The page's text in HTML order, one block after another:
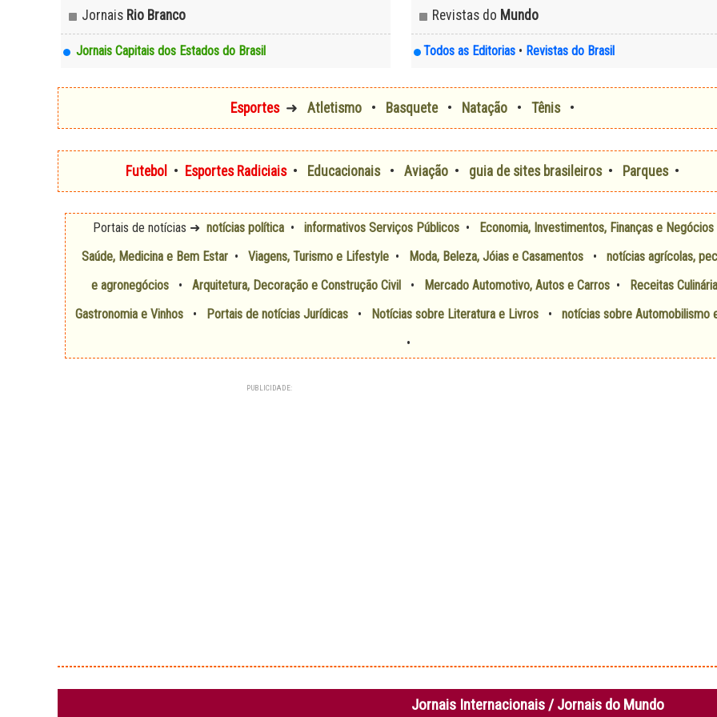
Jornais Rio Branco
Jornais Capitais dos Estados do Brasil
Revistas do Mundo
Todos as Editorias • Revistas do Brasil
Esportes ➜ Atletismo • Basquete • Natação • Tênis •
Futebol • Esportes Radiciais • Educacionais • Aviação • guia de sites brasileiros • Parques •
Portais de notícias ➜ notícias política • informativos Serviços Públicos • Economia, Investimentos, Finanças e Negócios
Saúde, Medicina e Bem Estar • Viagens, Turismo e Lifestyle • Moda, Beleza, Jóias e Casamentos •
notícias agrícolas,
e agronegócios
• Arquitetura, Decoração e Construção Civil • Mercado Automotivo, Autos e Carros •
Receitas
Gastronomia e Vinhos
• Portais de notícias Jurídicas • Notícias sobre Literatura e Livros •
notícias sobre Automobilismo
•
PUBLICIDADE:
Jornais Internacionais / Jornais do Mundo